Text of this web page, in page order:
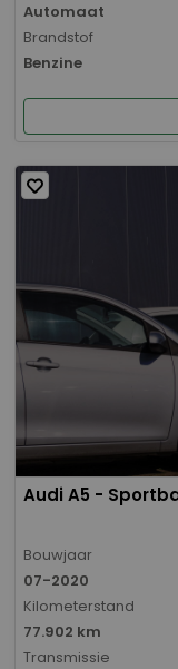
Automaat
Brandstof
Benzine
Audi A5 -
Bouwjaar
07-2020
Kilometerstand
77.902 km
Transmissie